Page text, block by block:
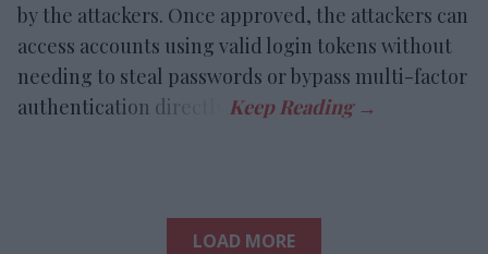
by the attackers. Once approved, the attackers can
access accounts using valid login tokens without
needing to steal passwords or bypass multi-factor
authentication directly.
LOAD MORE